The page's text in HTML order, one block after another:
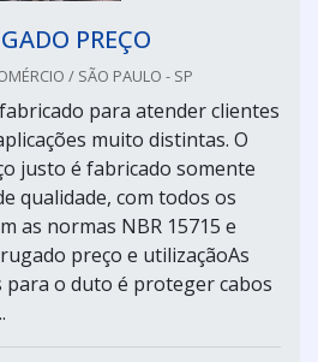
PREÇO
/ SÃO PAULO - SP
para atender clientes
muito distintas. O
justo é fabricado somente
qualidade, com todos os
as normas NBR 15715 e
preço e utilizaçãoAs
para o duto é proteger cabos